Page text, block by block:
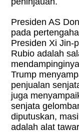
Presiden AS
pada
Presiden Xi Jin-
Rubio adalah
Trump
penjualan
juga
senjata
diputuskan,
adalah alat